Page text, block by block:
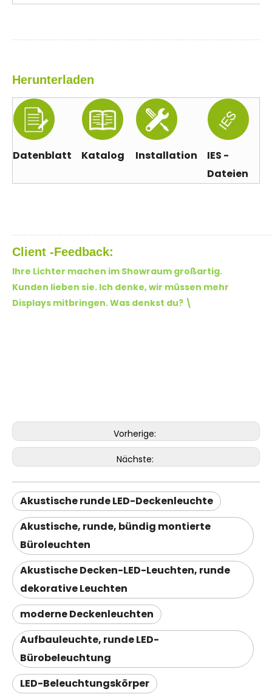
Herunterladen
Datenblatt Katalog Installation
IES -
Dateien
Client -Feedback:
Ihre Lichter machen im Showraum großartig.
Kunden lieben sie. Ich denke, wir müssen mehr
Displays mitbringen. Was denkst du? \
Vorherige:
Nächste:
Akustische runde LED-Deckenleuchte
Akustische, runde, bündig montierte
Büroleuchten
Akustische Decken-LED-Leuchten, runde
dekorative Leuchten
moderne Deckenleuchten
Aufbauleuchte, runde LED-
Bürobeleuchtung
LED-Beleuchtungskörper